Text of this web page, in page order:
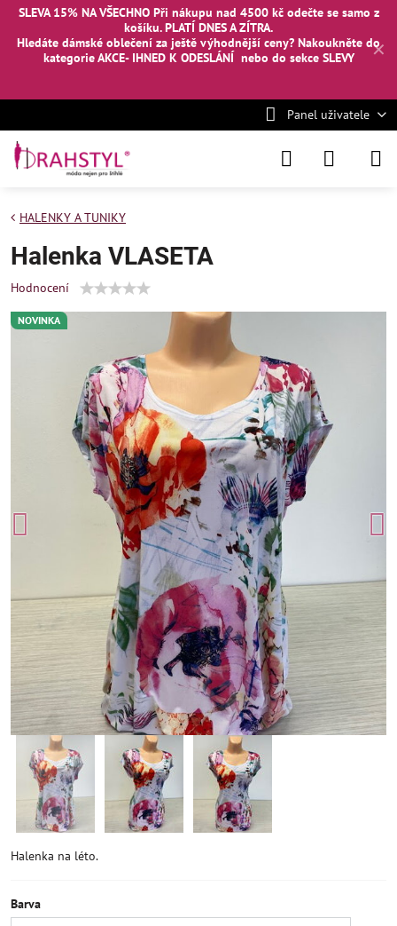
✕
SLEVA 15% NA VŠECHNO Při nákupu nad 4500 kč odečte se samo z
košíku. PLATÍ DNES A ZÍTRA.
Hledáte dámské oblečení za ještě výhodnější ceny? Nakoukněte do
kategorie AKCE- IHNED K ODESLÁNÍ nebo do sekce SLEVY
Panel uživatele
NOVINKA
HALENKY A TUNIKY
Halenka VLASETA
Hodnocení
Halenka na léto.
Barva